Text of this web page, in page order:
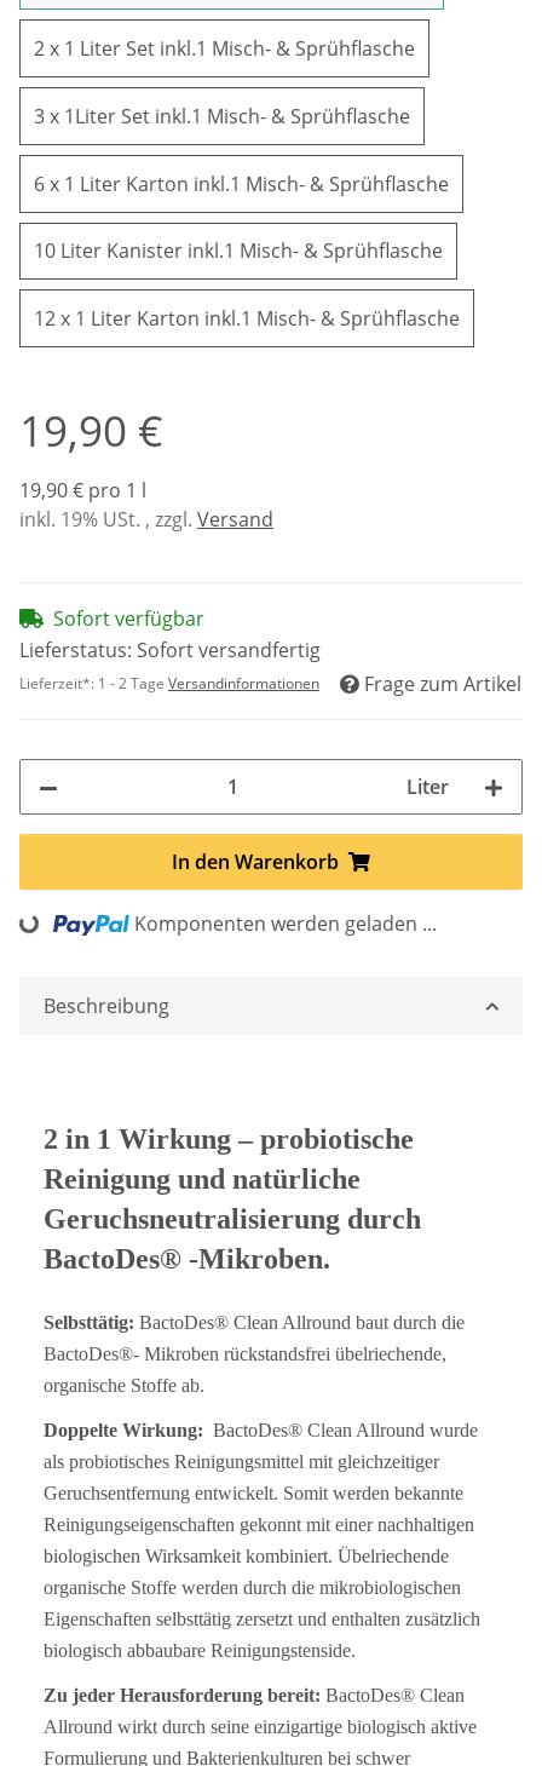
2 x 1 Liter Set inkl.1 Misch- & Sprühflasche2 x 1 Liter
3 x 1Liter Set inkl.1 Misch- & Sprühflasche3 x 1Liter Set
6 x 1 Liter Karton inkl.1 Misch- & Sprühflasche6 x 1
10 Liter Kanister inkl.1 Misch- & Sprühflasche10 Liter
12 x 1 Liter Karton inkl.1 Misch- & Sprühflasche12 x 1
19,90 €
19,90 € pro 1 l
inkl. 19% USt. , zzgl. Versand
Sofort verfügbar
Lieferstatus: Sofort versandfertig
Lieferzeit*: 1 - 2 Tage Versandinformationen Frage zum Artikel
Liter
In den Warenkorb
Loading... Komponenten werden geladen ...
Beschreibung
2 in 1 Wirkung – probiotische
Reinigung und natürliche
Geruchsneutralisierung durch
BactoDes® -Mikroben.
Selbsttätig: BactoDes® Clean Allround baut durch die
BactoDes®- Mikroben rückstandsfrei übelriechende,
organische Stoffe ab.
Doppelte Wirkung: BactoDes® Clean Allround wurde
als probiotisches Reinigungsmittel mit gleichzeitiger
Geruchsentfernung entwickelt. Somit werden bekannte
Reinigungseigenschaften gekonnt mit einer nachhaltigen
biologischen Wirksamkeit kombiniert. Übelriechende
organische Stoffe werden durch die mikrobiologischen
Eigenschaften selbsttätig zersetzt und enthalten zusätzlich
biologisch abbaubare Reinigungstenside.
Zu jeder Herausforderung bereit: BactoDes® Clean
Allround wirkt durch seine einzigartige biologisch aktive
Formulierung und Bakterienkulturen bei schwer